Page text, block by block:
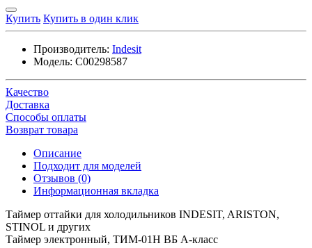
Купить Купить в один клик
Производитель: Indesit
Модель: C00298587
Качество
Доставка
Способы оплаты
Возврат товара
Описание
Подходит для моделей
Отзывов (0)
Информационная вкладка
Таймер оттайки для холодильников INDESIT, ARISTON,
STINOL и других
Таймер электронный, ТИМ-01Н ВБ А-класс